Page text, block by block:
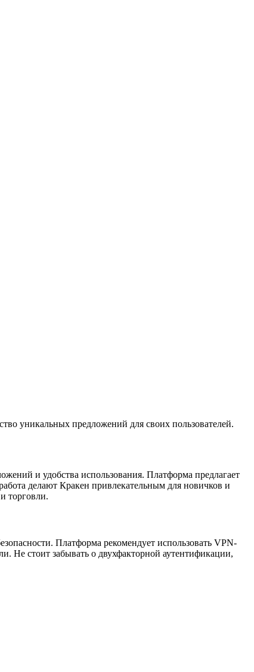
уникальных предложений для своих пользователей.
и удобства использования. Платформа предлагает
делают Кракен привлекательным для новичков и
торговли.
Платформа рекомендует использовать VPN-
Не стоит забывать о двухфакторной аутентификации,